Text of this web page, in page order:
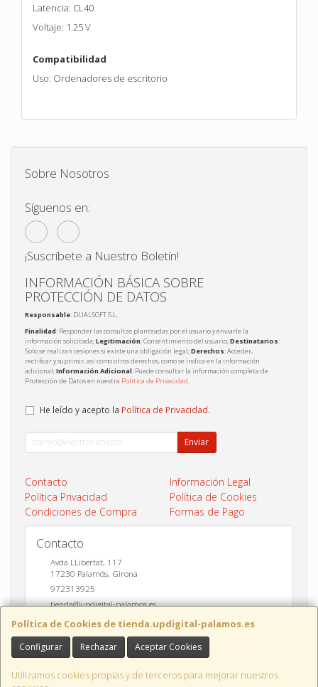
Latencia: CL40
Voltaje: 1.25 V
Compatibilidad
Uso: Ordenadores de escritorio
Política de Cookies de tienda.updigital-palamos.es
Configurar Rechazar Aceptar Cookies
Utilizamos cookies propias y de terceros para mejorar nuestros
Sobre Nosotros
Síguenos en:
¡Suscríbete a Nuestro Boletín!
INFORMACIÓN BÁSICA SOBRE
PROTECCIÓN DE DATOS
Responsable: DUALSOFT S.L.
Finalidad: Responder las consultas planteadas por el usuario y enviarle la
información solicitada;Legitimación: Consentimiento del usuario;Destinatarios:
Solo se realizan cesiones si existe una obligación legal;Derechos: Acceder,
rectificar y suprimir, así como otros derechos, como se indica en la información
adicional;Información Adicional: Puede consultar la información completa de
Protección de Datos en nuestra Política de Privacidad.
He leído y acepto la Política de Privacidad.
Enviar
Contacto
Información Legal
Política Privacidad
Política de Cookies
Condiciones de Compra
Formas de Pago
Contacto
Avda LLibertat, 117
17230 Palamós, Girona
972313925
tienda@updigital-palamos.es
Horario